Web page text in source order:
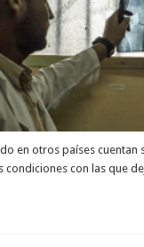
en otros países cuentan
condiciones con las que